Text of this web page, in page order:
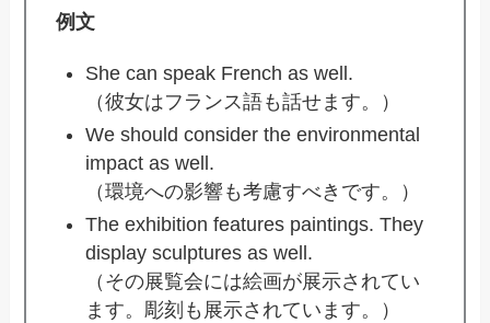
例文
She can speak French as well.
（彼女はフランス語も話せます。）
We should consider the environmental
impact as well.
（環境への影響も考慮すべきです。）
The exhibition features paintings. They
display sculptures as well.
（その展覧会には絵画が展示されてい
ます。彫刻も展示されています。）